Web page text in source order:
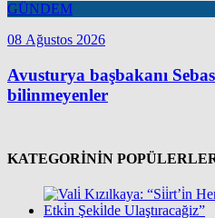
GÜNDEM
08 Ağustos 2026
Avusturya başbakanı
bilinmeyenler
KATEGORİNİN